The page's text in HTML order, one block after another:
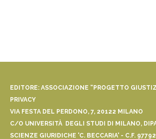
EDITORE: ASSOCIAZIONE “PROGETTO
PRIVACY
VIA FESTA DEL PERDONO, 7, 20122 MILANO
C/O UNIVERSITÀ DEGLI STUDI DI MILANO,
SCIENZE GIURIDICHE 'C. BECCARIA' - C.F.